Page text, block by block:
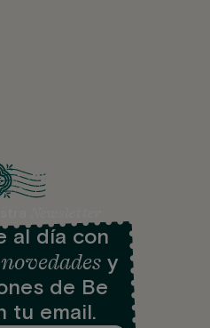
al día con
novedades y
de Be
tu email.